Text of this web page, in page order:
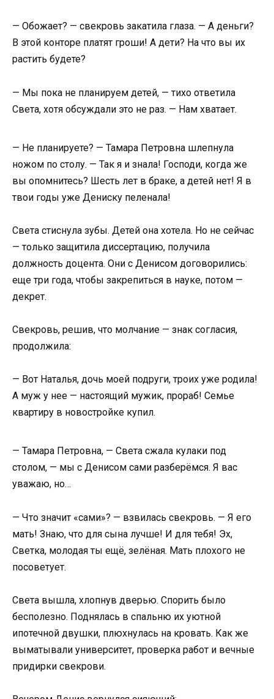
— Обожает? — свекровь закатила глаза. — А деньги?
В этой конторе платят гроши! А дети? На что вы их
растить будете?
— Мы пока не планируем детей, — тихо ответила
Света, хотя обсуждали это не раз. — Нам хватает.
— Не планируете? — Тамара Петровна шлепнула
ножом по столу. — Так я и знала! Господи, когда же
вы опомнитесь? Шесть лет в браке, а детей нет! Я в
твои годы уже Дениску пеленала!
Света стиснула зубы. Детей она хотела. Но не сейчас
— только защитила диссертацию, получила
должность доцента. Они с Денисом договорились:
еще три года, чтобы закрепиться в науке, потом —
декрет.
Свекровь, решив, что молчание — знак согласия,
продолжила:
— Вот Наталья, дочь моей подруги, троих уже родила!
А муж у нее — настоящий мужик, прораб! Семье
квартиру в новостройке купил.
— Тамара Петровна, — Света сжала кулаки под
столом, — мы с Денисом сами разберёмся. Я вас
уважаю, но…
— Что значит «сами»? — взвилась свекровь. — Я его
мать! Знаю, что для сына лучше! И для тебя! Эх,
Светка, молодая ты ещё, зелёная. Мать плохого не
посоветует.
Света вышла, хлопнув дверью. Спорить было
бесполезно. Поднялась в спальню их уютной
ипотечной двушки, плюхнулась на кровать. Как же
выматывали университет, проверка работ и вечные
придирки свекрови.